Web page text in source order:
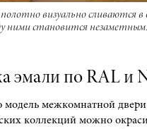
визуально сливаются в
ними становится незаметным.
эмали по RAL и
межкомнатной
коллекций можно